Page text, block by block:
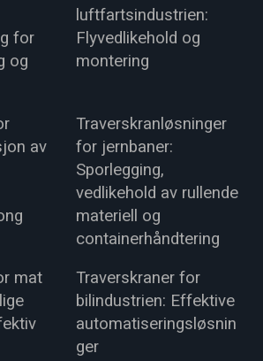
for
og
luftfartsindustrien:
Flyvedlikehold og
montering
av
Traverskranløsninger
for jernbaner:
Sporlegging,
vedlikehold av rullende
materiell og
containerhåndtering
mat
Traverskraner for
bilindustrien: Effektive
automatiseringsløsnin
ger